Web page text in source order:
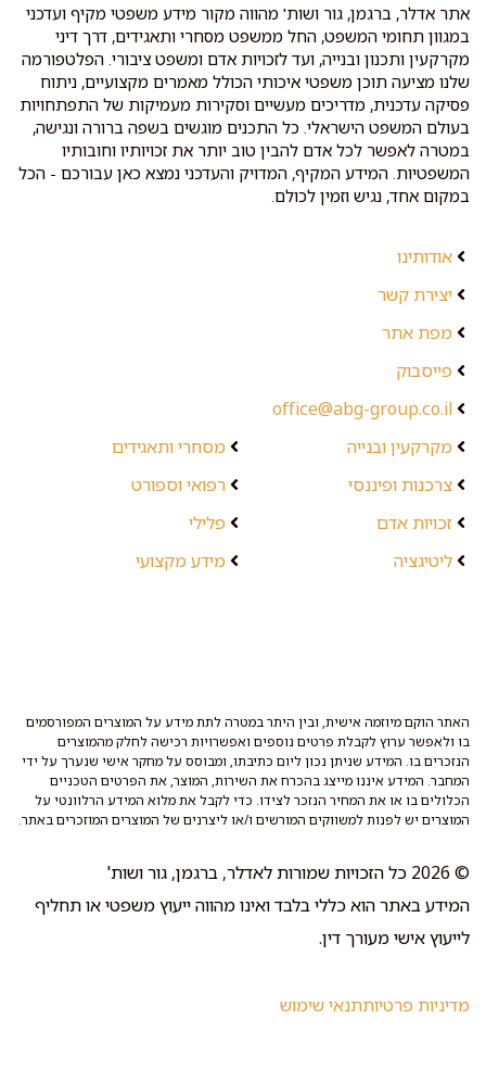
אתר אדלר, ברגמן, גור ושות' מהווה מקור מידע משפטי מקיף ועדכני
במגוון תחומי המשפט, החל ממשפט מסחרי ותאגידים, דרך דיני
מקרקעין ותכנון ובנייה, ועד לזכויות אדם ומשפט ציבורי. הפלטפורמה
שלנו מציעה תוכן משפטי איכותי הכולל מאמרים מקצועיים, ניתוח
פסיקה עדכנית, מדריכים מעשיים וסקירות מעמיקות של התפתחויות
בעולם המשפט הישראלי. כל התכנים מוגשים בשפה ברורה ונגישה,
במטרה לאפשר לכל אדם להבין טוב יותר את זכויותיו וחובותיו
המשפטיות. המידע המקיף, המדויק והעדכני נמצא כאן עבורכם - הכל
במקום אחד, נגיש וזמין לכולם.
אודותינו
יצירת קשר
מפת אתר
פייסבוק
office@abg-group.co.il
מקרקעין ובנייה
צרכנות ופיננסי
זכויות אדם
ליטיגציה
מסחרי ותאגידים
רפואי וספורט
פלילי
מידע מקצועי
האתר הוקם מיוזמה אישית, ובין היתר במטרה לתת מידע על המוצרים המפורסמים
בו ולאפשר ערוץ לקבלת פרטים נוספים ואפשרויות רכישה לחלק מהמוצרים
הנזכרים בו. המידע שניתן נכון ליום כתיבתו, ומבוסס על מחקר אישי שנערך על ידי
המחבר. המידע איננו מייצג בהכרח את השירות, המוצר, את הפרטים הטכניים
הכלולים בו או את המחיר הנזכר לצידו. כדי לקבל את מלוא המידע הרלוונטי על
המוצרים יש לפנות למשווקים המורשים ו/או ליצרנים של המוצרים המוזכרים באתר.
© 2026 כל הזכויות שמורות לאדלר, ברגמן, גור ושות'
המידע באתר הוא כללי בלבד ואינו מהווה ייעוץ משפטי או תחליף
לייעוץ אישי מעורך דין.
מדיניות פרטיותתנאי שימוש